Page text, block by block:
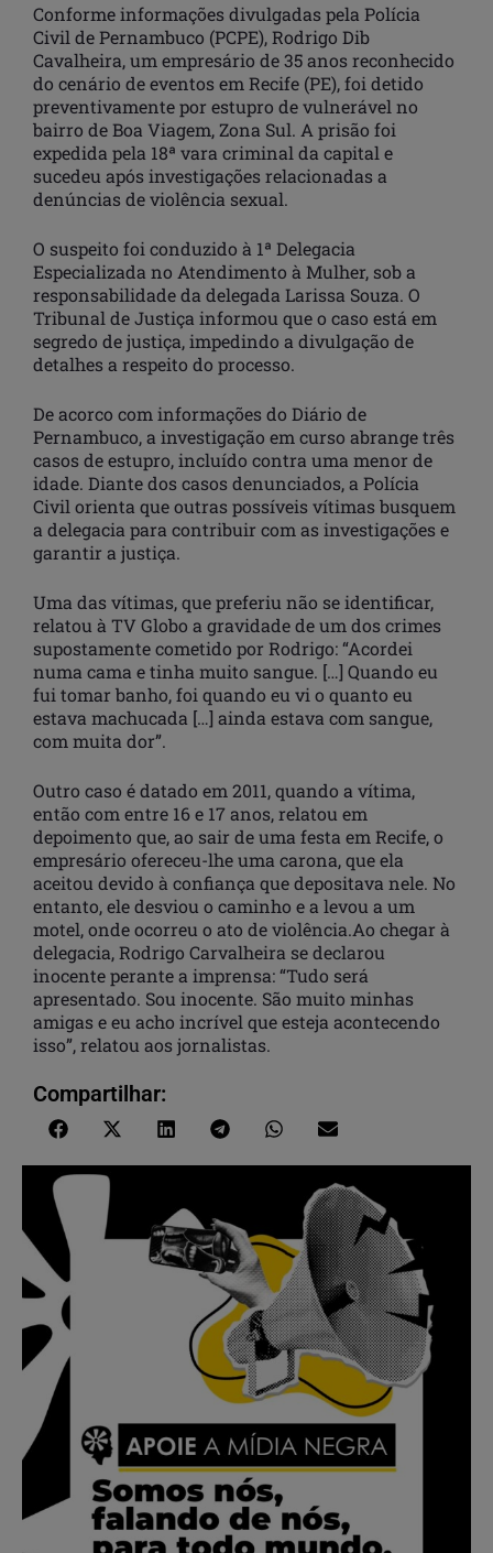
Conforme informações divulgadas pela Polícia
Civil de Pernambuco (PCPE), Rodrigo Dib
Cavalheira, um empresário de 35 anos reconhecido
do cenário de eventos em Recife (PE), foi detido
preventivamente por estupro de vulnerável no
bairro de Boa Viagem, Zona Sul. A prisão foi
expedida pela 18ª vara criminal da capital e
sucedeu após investigações relacionadas a
denúncias de violência sexual.
O suspeito foi conduzido à 1ª Delegacia
Especializada no Atendimento à Mulher, sob a
responsabilidade da delegada Larissa Souza. O
Tribunal de Justiça informou que o caso está em
segredo de justiça, impedindo a divulgação de
detalhes a respeito do processo.
De acorco com informações do Diário de
Pernambuco, a investigação em curso abrange três
casos de estupro, incluído contra uma menor de
idade. Diante dos casos denunciados, a Polícia
Civil orienta que outras possíveis vítimas busquem
a delegacia para contribuir com as investigações e
garantir a justiça.
Uma das vítimas, que preferiu não se identificar,
relatou à TV Globo a gravidade de um dos crimes
supostamente cometido por Rodrigo: “Acordei
numa cama e tinha muito sangue. […] Quando eu
fui tomar banho, foi quando eu vi o quanto eu
estava machucada […] ainda estava com sangue,
com muita dor”.
Outro caso é datado em 2011, quando a vítima,
então com entre 16 e 17 anos, relatou em
depoimento que, ao sair de uma festa em Recife, o
empresário ofereceu-lhe uma carona, que ela
aceitou devido à confiança que depositava nele. No
entanto, ele desviou o caminho e a levou a um
motel, onde ocorreu o ato de violência.Ao chegar à
delegacia, Rodrigo Carvalheira se declarou
inocente perante a imprensa: “Tudo será
apresentado. Sou inocente. São muito minhas
amigas e eu acho incrível que esteja acontecendo
isso”, relatou aos jornalistas.
Compartilhar: